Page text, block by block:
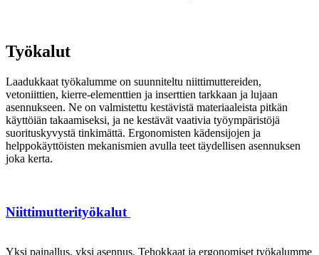
Työkalut
Laadukkaat työkalumme on suunniteltu niittimuttereiden,
vetoniittien, kierre-elementtien ja inserttien tarkkaan ja lujaan
asennukseen. Ne on valmistettu kestävistä materiaaleista pitkän
käyttöiän takaamiseksi, ja ne kestävät vaativia työympäristöjä
suorituskyvystä tinkimättä. Ergonomisten kädensijojen ja
helppokäyttöisten mekanismien avulla teet täydellisen asennuksen
joka kerta.
Niittimutterityökalut
Yksi painallus, yksi asennus. Tehokkaat ja ergonomiset työkalumme